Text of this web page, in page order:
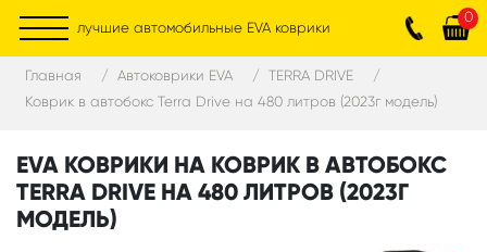
лучшие автомобильные EVA коврики
0
Главная Автоковрики EVA
TERRA DRIVE
Коврик в автобокс Terra Drive на 480 литров (2023г модель)
EVA КОВРИКИ НА КОВРИК В АВТОБОКС
TERRA DRIVE НА 480 ЛИТРОВ (2023Г
МОДЕЛЬ)